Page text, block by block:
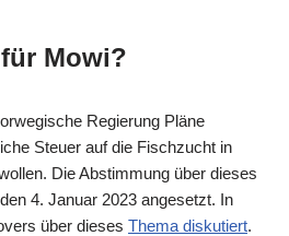
Mowi?
Regierung Pläne
Steuer auf die Fischzucht in
Die Abstimmung über dieses
4. Januar 2023 angesetzt. In
über dieses Thema diskutiert.